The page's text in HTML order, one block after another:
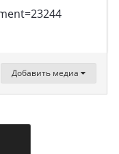
Добавить медиа